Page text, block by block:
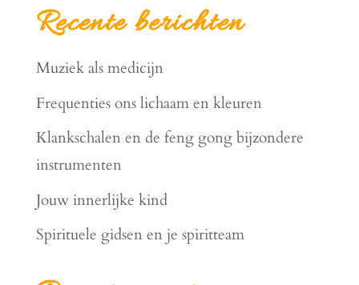
Recente berichten
Muziek als medicijn
Frequenties ons lichaam en kleuren
Klankschalen en de feng gong bijzondere
instrumenten
Jouw innerlijke kind
Spirituele gidsen en je spiritteam